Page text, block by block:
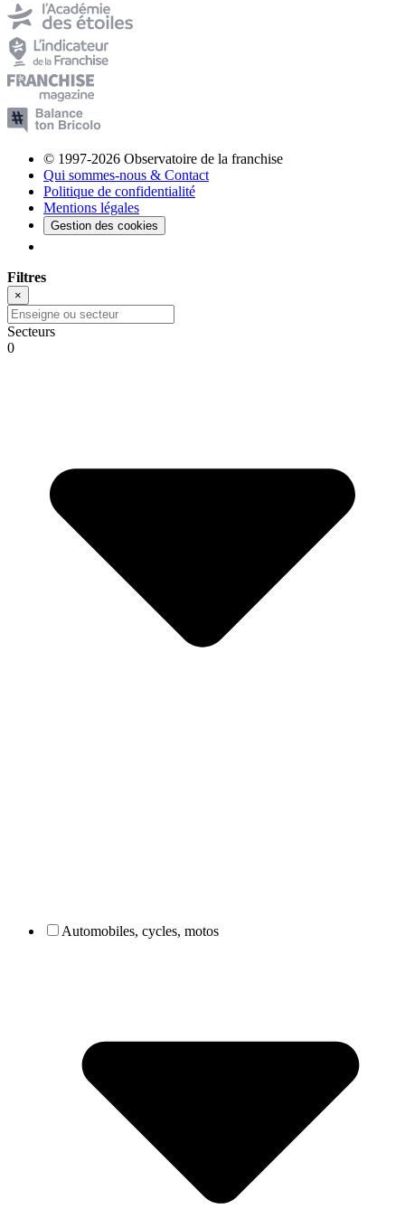
© 1997-2026 Observatoire de la franchise
Qui sommes-nous & Contact
Politique de confidentialité
Mentions légales
Gestion des cookies
Filtres
×
Secteurs
0
Automobiles, cycles, motos